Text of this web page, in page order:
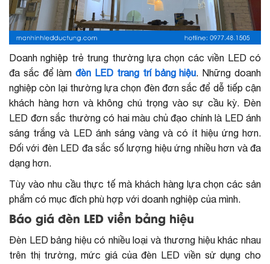
Doanh nghiệp trẻ trung thường lựa chọn các viền LED có
đa sắc để làmđèn LED trang trí bảng hiệu. Những doanh
nghiệp còn lại thường lựa chọn đèn đơn sắc để dễ tiếp cận
khách hàng hơn và không chú trọng vào sự cầu kỳ. Đèn
LED đơn sắc thường có hai màu chủ đạo chính là LED ánh
sáng trắng và LED ánh sáng vàng và có ít hiệu ứng hơn.
Đối với đèn LED đa sắc số lượng hiệu ứng nhiều hơn và đa
dạng hơn.
Tùy vào nhu cầu thực tế mà khách hàng lựa chọn các sản
phẩm có mục đích phù hợp với doanh nghiệp của mình.
Báo giá đèn LED viền bảng hiệu
Đèn LED bảng hiệu có nhiều loại và thương hiệu khác nhau
trên thị trường, mức giá của đèn LED viền sử dụng cho